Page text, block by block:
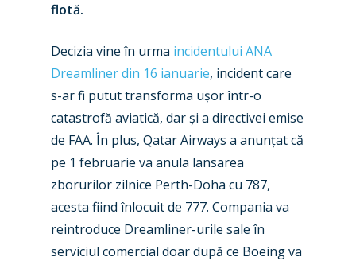
flotă.
Decizia vine în urma incidentului ANA
Dreamliner din 16 ianuarie, incident care
s-ar fi putut transforma ușor într-o
catastrofă aviatică, dar și a directivei emise
de FAA. În plus, Qatar Airways a anunțat că
pe 1 februarie va anula lansarea
zborurilor zilnice Perth-Doha cu 787,
acesta fiind înlocuit de 777. Compania va
reintroduce Dreamliner-urile sale în
serviciul comercial doar după ce Boeing va
New Routes
Industry
Accidents / Incidents
Airshows
Dubai 2025
Business Jets